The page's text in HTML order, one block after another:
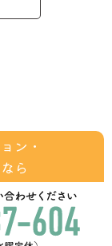
ン・
ら